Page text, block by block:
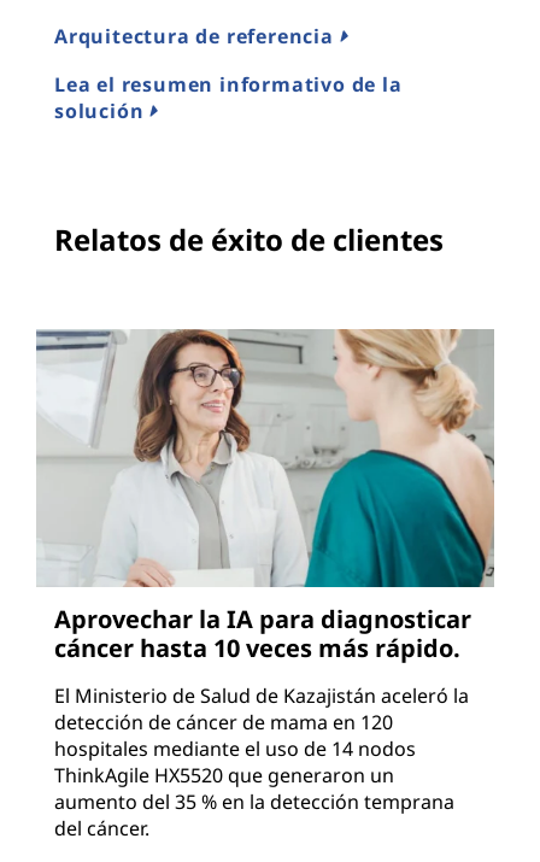
Arquitectura de referencia
Lea el resumen informativo de la
solución
Relatos de éxito de clientes
Aprovechar la IA para diagnosticar
cáncer hasta 10 veces más rápido.
El Ministerio de Salud de Kazajistán aceleró la
detección de cáncer de mama en 120
hospitales mediante el uso de 14 nodos
ThinkAgile HX5520 que generaron un
aumento del 35 % en la detección temprana
del cáncer.